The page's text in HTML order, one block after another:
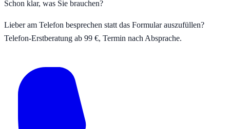
Schon klar, was Sie brauchen?
Lieber am Telefon besprechen statt das Formular auszufüllen?
Telefon-Erstberatung ab 99 €, Termin nach Absprache.